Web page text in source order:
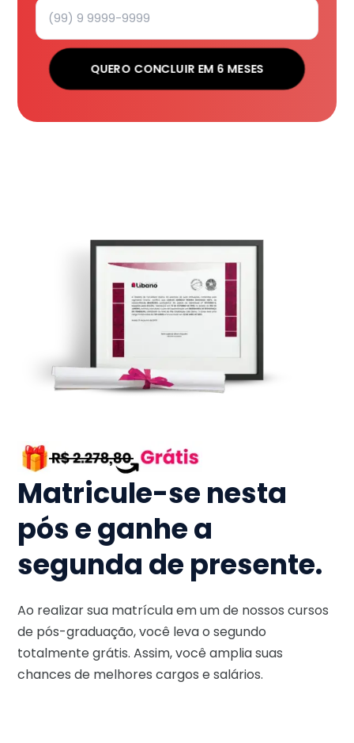
QUERO CONCLUIR EM 6 MESES
Matricule-se nesta
pós e ganhe a
segunda de presente.
Ao realizar sua matrícula em um de nossos cursos
de pós-graduação, você leva o segundo
totalmente grátis. Assim, você amplia suas
chances de melhores cargos e salários.